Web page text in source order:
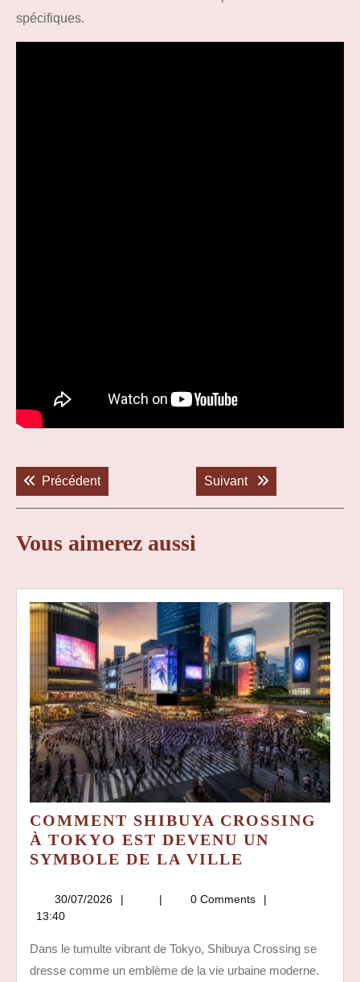
spécifiques.
de
l’article
PrécédentPrevious post: Suivant Next post:
Vous aimerez aussi
COMMENT SHIBUYA CROSSING
À TOKYO EST DEVENU UN
SYMBOLE DE LA VILLE
CROSSING
EST
DEVENU
30/07/2026 30/07/2026
0 Comments
13:40
Dans le tumulte vibrant de Tokyo, Shibuya Crossing se
dresse comme un emblème de la vie urbaine moderne.